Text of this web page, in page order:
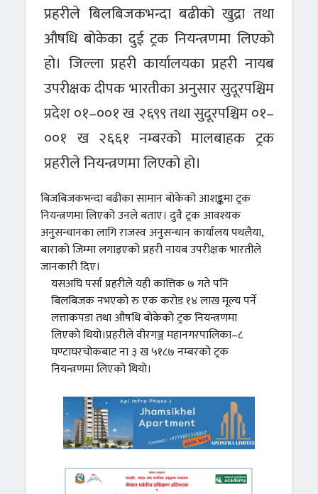
प्रहरीले बिलबिजकभन्दा बढीको खुद्रा तथा
औषधि बोकेका दुई ट्रक नियन्त्रणमा लिएको
हो। जिल्ला प्रहरी कार्यालयका प्रहरी नायब
उपरीक्षक दीपक भारतीका अनुसार सुदूरपश्चिम
प्रदेश ०१–००१ ख २६९९ तथा सुदूरपश्चिम ०१–
००१ ख २६६१ नम्बरको मालबाहक ट्रक
प्रहरीले नियन्त्रणमा लिएको हो।
बिजबिजकभन्दा बढीका सामान बोकेको आशङ्कमा ट्रक
नियन्त्रणमा लिएको उनले बताए। दुवै ट्रक आवश्यक
अनुसन्धानका लागि राजस्व अनुसन्धान कार्यालय पथलैया,
बाराको जिम्मा लगाइएको प्रहरी नायब उपरीक्षक भारतीले
जानकारी दिए।
यसअघि पर्सा प्रहरीले यही कात्तिक ७ गते पनि
बिलबिजक नभएको रु एक करोड १४ लाख मूल्य पर्ने
लत्ताकपडा तथा औषधि बोकेको ट्रक नियन्त्रणमा
लिएको थियो।प्रहरीले वीरगञ्ज महानगरपालिका–८
घण्टाघरचोकबाट ना ३ ख ५१८७ नम्बरको ट्रक
नियन्त्रणमा लिएको थियो।